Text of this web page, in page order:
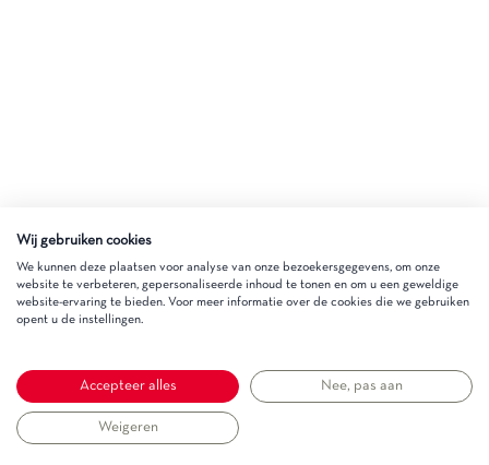
Wij gebruiken cookies
We kunnen deze plaatsen voor analyse van onze bezoekersgegevens, om onze
website te verbeteren, gepersonaliseerde inhoud te tonen en om u een geweldige
website-ervaring te bieden. Voor meer informatie over de cookies die we gebruiken
opent u de instellingen.
Accepteer alles Nee, pas aan
Weigeren